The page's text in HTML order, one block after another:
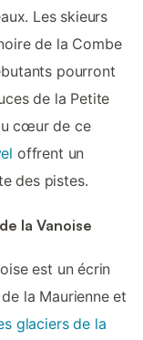
Les skieurs
de la Combe
pourront
de la Petite
cœur de ce
offrent un
des pistes.
la Vanoise
est un écrin
la Maurienne et
glaciers de la